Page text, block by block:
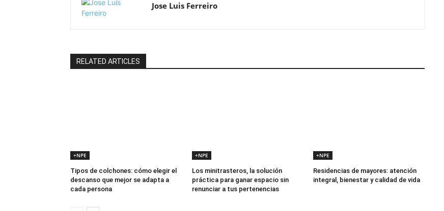
Jose Luis Ferreiro
RELATED ARTICLES
+NPE
Tipos de colchones: cómo elegir el
descanso que mejor se adapta a
cada persona
+NPE
Los minitrasteros, la solución
práctica para ganar espacio sin
renunciar a tus pertenencias
+NPE
Residencias de mayores: atención
integral, bienestar y calidad de vida